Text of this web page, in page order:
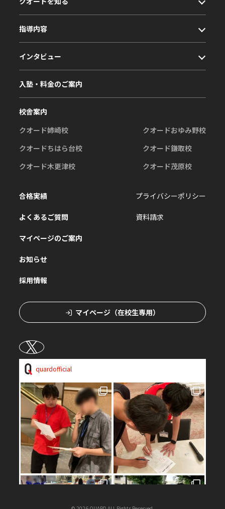
指導内容
校舎案内
クオード姉崎校
クオードちはら台校
クオード木更津校
クオードおゆみ野校
クオード鎌取校
クオード茂原校
インタビュー
入塾・料金のご案内
合格実績
よくあるご質問
マイページのご案内
お知らせ
採用情報
プライバシーポリシー
資料請求
マイページ（在校生専用）
quardofficial